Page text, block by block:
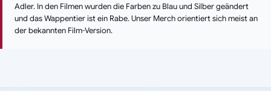
Adler. In den Filmen wurden die Farben zu Blau und Silber geändert
und das Wappentier ist ein Rabe. Unser Merch orientiert sich meist an
der bekannten Film-Version.